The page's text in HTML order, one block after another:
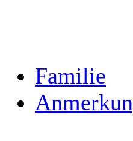
Familie